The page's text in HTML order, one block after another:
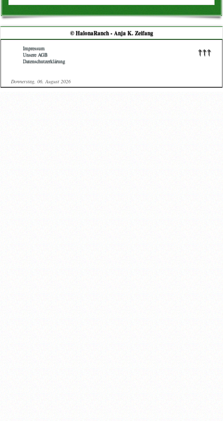
© HalonaRanch - Anja K. Zeifang
↑↑↑
Impressum
Unsere AGB
Datenschutzerklärung
Donnerstag, 06. August 2026